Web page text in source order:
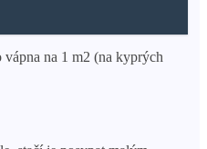
vápna na 1 m2 (na kyprých